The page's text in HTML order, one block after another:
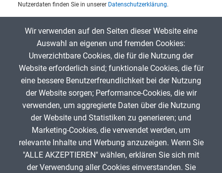
Nutzerdaten finden Sie in unserer Datenschutzerklärung.
Captcha eingeben:
Gib die Zeichen aus dem Bild oben ein,
beachte Groß- und Kleinschreibung.
Um Spam zu verhindern, gib bitte die Zeichenfolge aus dem Bild
oben ein.
ANZEIGE
Wir verwenden auf den Seiten dieser Website eine
Auswahl an eigenen und fremden Cookies:
Unverzichtbare Cookies, die für die Nutzung der
Website erforderlich sind; funktionale Cookies, die für
eine bessere Benutzerfreundlichkeit bei der Nutzung
der Website sorgen; Performance-Cookies, die wir
verwenden, um aggregierte Daten über die Nutzung
der Website und Statistiken zu generieren; und
Marketing-Cookies, die verwendet werden, um
relevante Inhalte und Werbung anzuzeigen. Wenn Sie
"ALLE AKZEPTIEREN" wählen, erklären Sie sich mit
der Verwendung aller Cookies einverstanden. Sie